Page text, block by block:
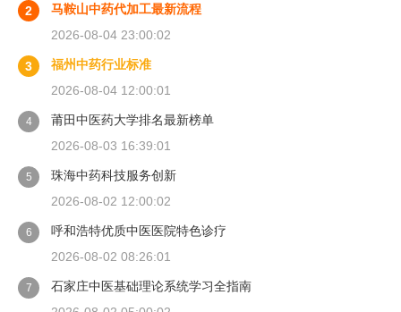
2
马鞍山中药代加工最新流程
2026-08-04 23:00:02
3
福州中药行业标准
2026-08-04 12:00:01
4
莆田中医药大学排名最新榜单
2026-08-03 16:39:01
5
珠海中药科技服务创新
2026-08-02 12:00:02
6
呼和浩特优质中医医院特色诊疗
2026-08-02 08:26:01
7
石家庄中医基础理论系统学习全指南